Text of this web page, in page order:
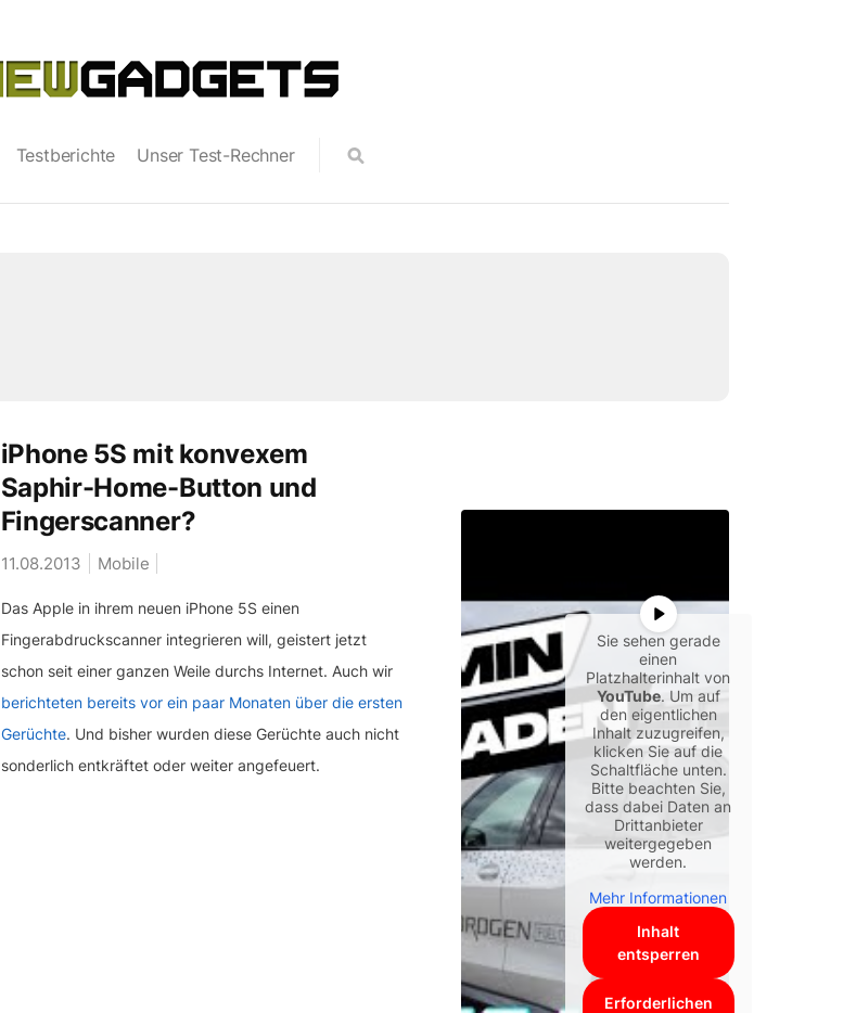
Testberichte Unser Test-Rechner
iPhone 5S mit konvexem
Saphir-Home-Button und
Fingerscanner?
11.08.2013 Mobile
Das Apple in ihrem neuen iPhone 5S einen
Fingerabdruckscanner integrieren will, geistert jetzt
schon seit einer ganzen Weile durchs Internet. Auch wir
berichteten bereits vor ein paar Monaten über die ersten
Gerüchte. Und bisher wurden diese Gerüchte auch nicht
sonderlich entkräftet oder weiter angefeuert.
Sie sehen gerade
einen
Platzhalterinhalt von
YouTube. Um auf
den eigentlichen
Inhalt zuzugreifen,
klicken Sie auf die
Schaltfläche unten.
Bitte beachten Sie,
dass dabei Daten an
Drittanbieter
weitergegeben
werden.
Mehr Informationen
Inhalt
entsperren
Erforderlichen